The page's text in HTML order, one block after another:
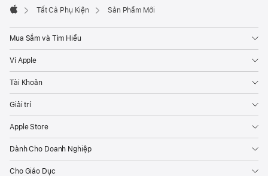
Tất Cả Phụ Kiện Sản Phẩm Mới
Mua Sắm và Tìm Hiểu
Ví Apple
Tài Khoản
Giải trí
Apple Store
Dành Cho Doanh Nghiệp
Cho Giáo Dục